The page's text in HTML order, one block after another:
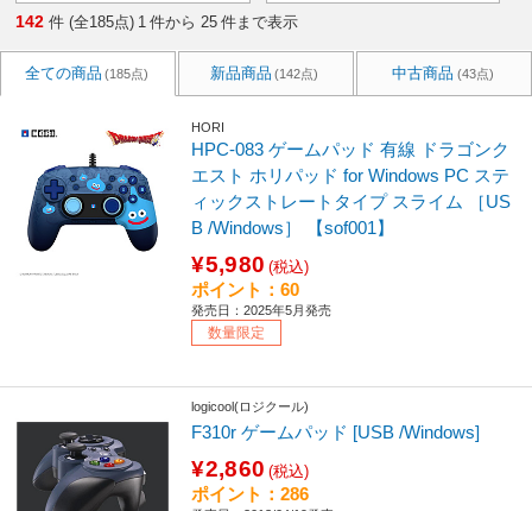
142 件 (全185点) 1 件から 25 件まで表示
全ての商品 (185点) 新品商品 (142点) 中古商品 (43点)
HORI
HPC-083 ゲームパッド 有線 ドラゴンク
エスト ホリパッド for Windows PC ステ
ィックストレートタイプ スライム ［US
B /Windows］ 【sof001】
¥5,980 (税込)
ポイント：60
発売日：2025年5月発売
数量限定
logicool(ロジクール)
F310r ゲームパッド [USB /Windows]
¥2,860 (税込)
ポイント：286